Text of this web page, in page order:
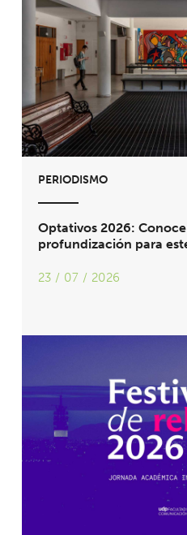
PERIODISMO
Optativos 2026:
profundización para
23 / 07 / 2026